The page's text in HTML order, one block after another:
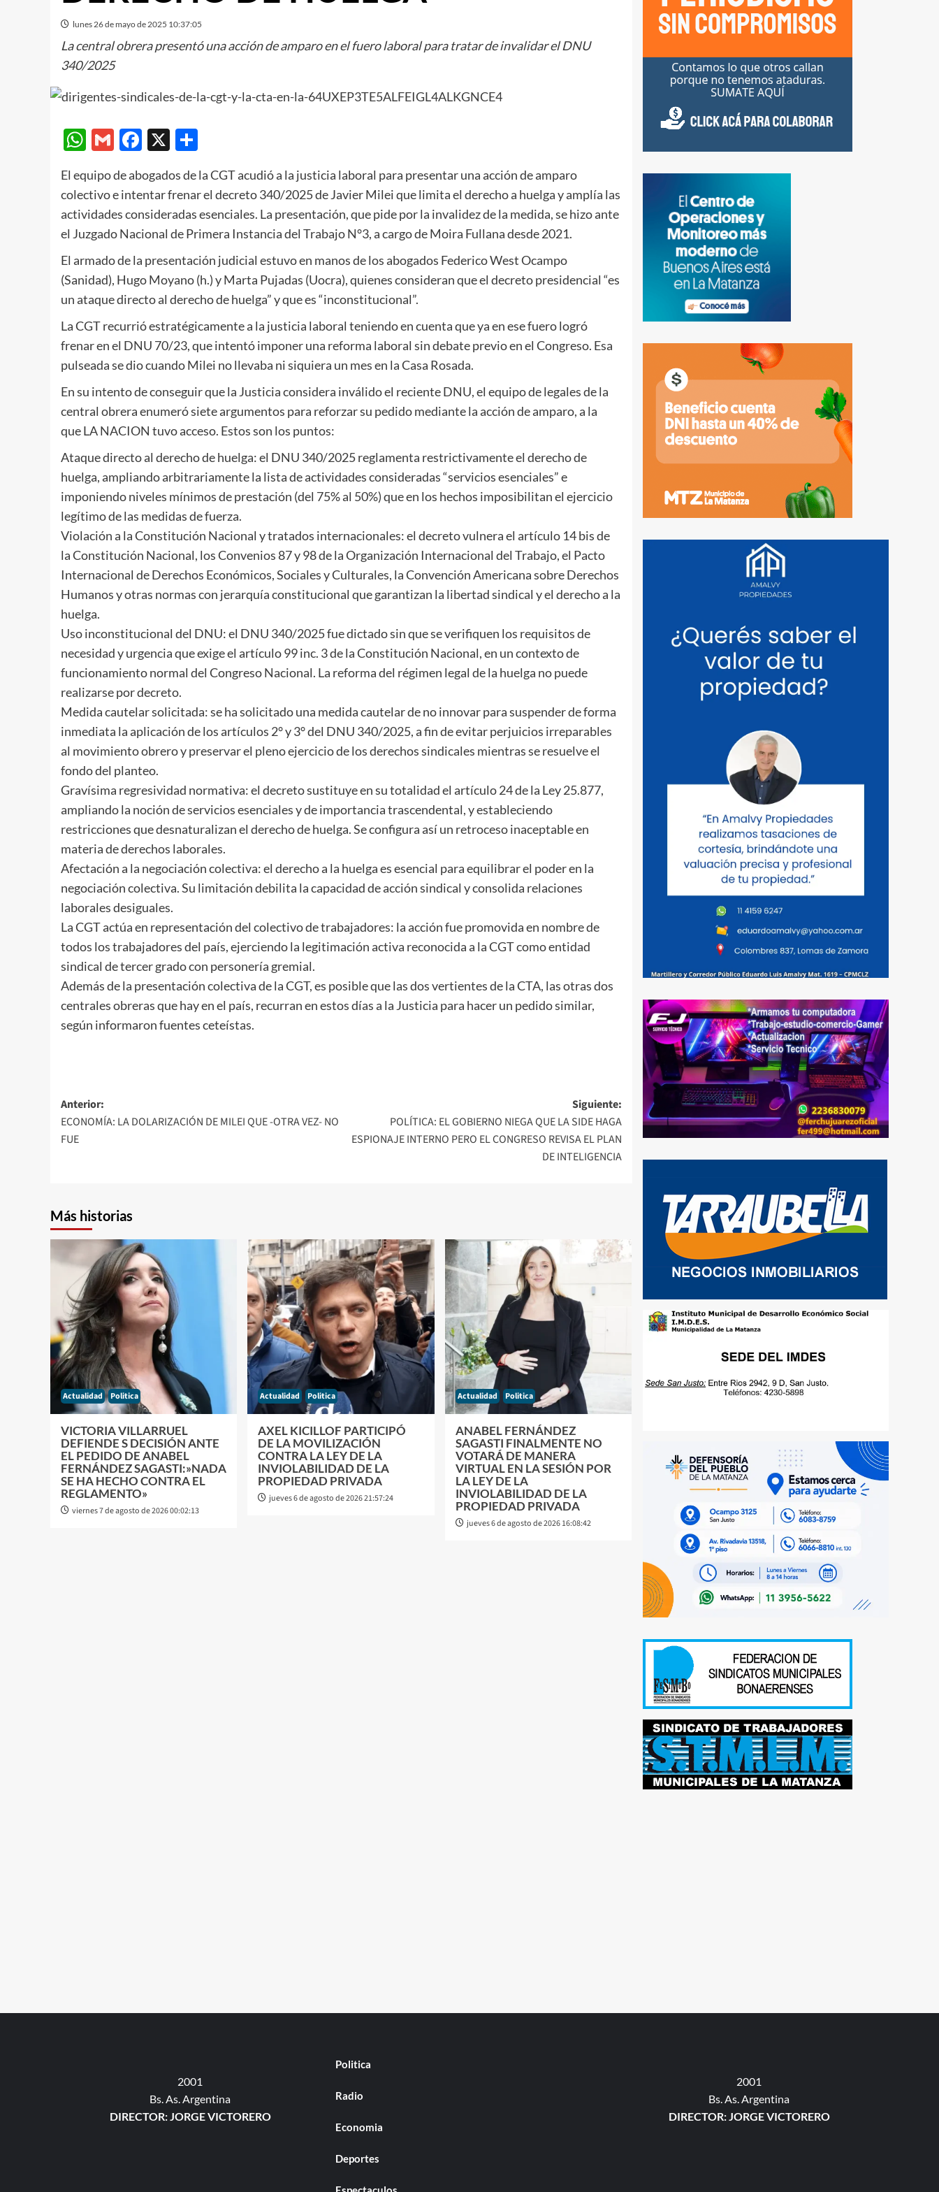
lunes 26 de mayo de 2025 10:37:05
La central obrera presentó una acción de amparo en el fuero laboral para tratar de invalidar el DNU
340/2025
WhatsApp
GmailFacebook
X
El equipo de abogados de la CGT acudió a la justicia laboral para presentar una acción de amparo
colectivo e intentar frenar el decreto 340/2025 de Javier Milei que limita el derecho a huelga y amplía las
actividades consideradas esenciales. La presentación, que pide por la invalidez de la medida, se hizo ante
el Juzgado Nacional de Primera Instancia del Trabajo N°3, a cargo de Moira Fullana desde 2021.
El armado de la presentación judicial estuvo en manos de los abogados Federico West Ocampo
(Sanidad), Hugo Moyano (h.) y Marta Pujadas (Uocra), quienes consideran que el decreto presidencial “es
un ataque directo al derecho de huelga” y que es “inconstitucional”.
La CGT recurrió estratégicamente a la justicia laboral teniendo en cuenta que ya en ese fuero logró
frenar en el DNU 70/23, que intentó imponer una reforma laboral sin debate previo en el Congreso. Esa
pulseada se dio cuando Milei no llevaba ni siquiera un mes en la Casa Rosada.
En su intento de conseguir que la Justicia considera inválido el reciente DNU, el equipo de legales de la
central obrera enumeró siete argumentos para reforzar su pedido mediante la acción de amparo, a la
que LA NACION tuvo acceso. Estos son los puntos:
Ataque directo al derecho de huelga: el DNU 340/2025 reglamenta restrictivamente el derecho de
huelga, ampliando arbitrariamente la lista de actividades consideradas “servicios esenciales” e
imponiendo niveles mínimos de prestación (del 75% al 50%) que en los hechos imposibilitan el ejercicio
legítimo de las medidas de fuerza.
Violación a la Constitución Nacional y tratados internacionales: el decreto vulnera el artículo 14 bis de
la Constitución Nacional, los Convenios 87 y 98 de la Organización Internacional del Trabajo, el Pacto
Internacional de Derechos Económicos, Sociales y Culturales, la Convención Americana sobre Derechos
Humanos y otras normas con jerarquía constitucional que garantizan la libertad sindical y el derecho a la
huelga.
Uso inconstitucional del DNU: el DNU 340/2025 fue dictado sin que se verifiquen los requisitos de
necesidad y urgencia que exige el artículo 99 inc. 3 de la Constitución Nacional, en un contexto de
funcionamiento normal del Congreso Nacional. La reforma del régimen legal de la huelga no puede
realizarse por decreto.
Medida cautelar solicitada: se ha solicitado una medida cautelar de no innovar para suspender de forma
inmediata la aplicación de los artículos 2° y 3° del DNU 340/2025, a fin de evitar perjuicios irreparables
al movimiento obrero y preservar el pleno ejercicio de los derechos sindicales mientras se resuelve el
fondo del planteo.
Gravísima regresividad normativa: el decreto sustituye en su totalidad el artículo 24 de la Ley 25.877,
ampliando la noción de servicios esenciales y de importancia trascendental, y estableciendo
restricciones que desnaturalizan el derecho de huelga. Se configura así un retroceso inaceptable en
materia de derechos laborales.
Afectación a la negociación colectiva: el derecho a la huelga es esencial para equilibrar el poder en la
negociación colectiva. Su limitación debilita la capacidad de acción sindical y consolida relaciones
laborales desiguales.
La CGT actúa en representación del colectivo de trabajadores: la acción fue promovida en nombre de
todos los trabajadores del país, ejerciendo la legitimación activa reconocida a la CGT como entidad
sindical de tercer grado con personería gremial.
Además de la presentación colectiva de la CGT, es posible que las dos vertientes de la CTA, las otras dos
centrales obreras que hay en el país, recurran en estos días a la Justicia para hacer un pedido similar,
según informaron fuentes ceteístas.
Navegación
de
Anterior:
ECONOMÍA: LA DOLARIZACIÓN DE MILEI QUE -OTRA VEZ- NO
FUE
Siguiente:
POLÍTICA: EL GOBIERNO NIEGA QUE LA SIDE HAGA
ESPIONAJE INTERNO PERO EL CONGRESO REVISA EL PLAN
DE INTELIGENCIA
Más historias
Actualidad Politica
VICTORIA VILLARRUEL
DEFIENDE S DECISIÓN ANTE
EL PEDIDO DE ANABEL
FERNÁNDEZ SAGASTI:»NADA
SE HA HECHO CONTRA EL
REGLAMENTO»
viernes 7 de agosto de 2026 00:02:13
Actualidad Politica
AXEL KICILLOF PARTICIPÓ
DE LA MOVILIZACIÓN
CONTRA LA LEY DE LA
INVIOLABILIDAD DE LA
PROPIEDAD PRIVADA
jueves 6 de agosto de 2026 21:57:24
Actualidad Politica
ANABEL FERNÁNDEZ
SAGASTI FINALMENTE NO
VOTARÁ DE MANERA
VIRTUAL EN LA SESIÓN POR
LA LEY DE LA
INVIOLABILIDAD DE LA
PROPIEDAD PRIVADA
jueves 6 de agosto de 2026 16:08:42
2001
Bs. As. Argentina
DIRECTOR: JORGE VICTORERO
Politica
Radio
Economia
Deportes
2001
Bs. As. Argentina
DIRECTOR: JORGE VICTORERO